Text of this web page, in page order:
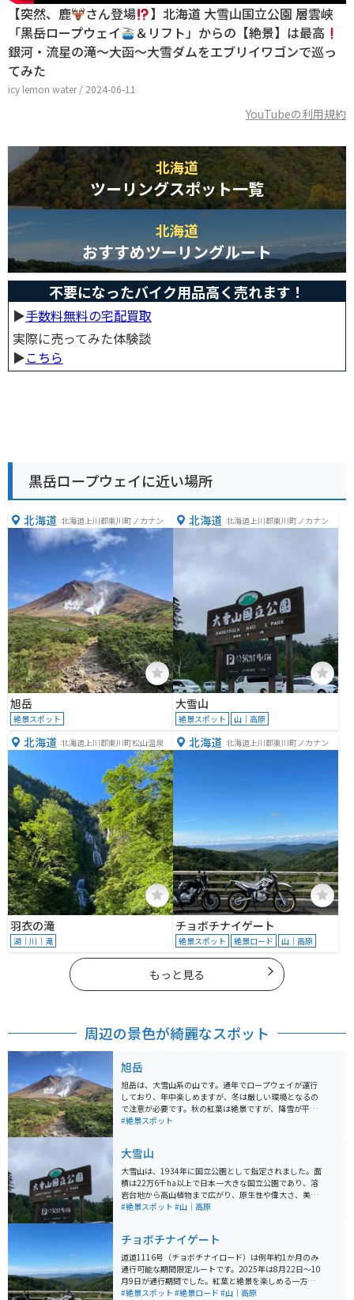
【突然、鹿 さん登場
】北海道 大雪山国立公園 層雲峡
「黒岳ロープウェイ
＆リフト」からの【絶景】は最高
銀河・流星の滝〜大函〜大雪ダムをエブリイワゴンで巡っ
てみた
icy lemon water / 2024-06-11
YouTubeの利用規約
北海道
ツーリングスポット一覧
北海道
おすすめツーリングルート
不要になったバイク用品高く売れます！
▶︎手数料無料の宅配買取
実際に売ってみた体験談
▶︎こちら
黒岳ロープウェイに近い場所
北海道 北海道上川郡東川町ノカナン
旭岳
絶景スポット
北海道 北海道上川郡東川町ノカナン
大雪山
絶景スポット 山｜高原
北海道 北海道上川郡東川町松山温泉
羽衣の滝
湖｜川｜滝
北海道 北海道上川郡東川町ノカナン
チョボチナイゲート
絶景スポット 絶景ロード 山｜高原
もっと見る
周辺の景色が綺麗なスポット
旭岳
旭岳は、大雪山系の山です。通年でロープウェイが運行
しており、年中楽しめますが、冬は厳しい環境となるの
で注意が必要です。秋の紅葉は絶景ですが、降雪が平地
より早いため、夏の方が安心して楽しめます。 ロープウ
ようなものを見ることができ、とても楽しめます。ま
た、本格的な登山を目指す方も登山口から登れます。
#絶景スポット
大雪山
大雪山は、1934年に国立公園として指定されました。面
積は22万6千ha以上で日本一大きな国立公園であり、溶
岩台地から高山植物まで広がり、原生性や偉大さ、美し
さから傑出している風景となっています。 大雪山は日本
ます。山麓には豊富な温泉があり、多くの登山・トレッ
キングコースも整備されています。 大雪山は広大な山岳
風景、花畑、紅葉などが魅力です。ロープウェイがあり
雄大な山の景色を楽しむことができます。
#絶景スポット #山｜高原
チョボチナイゲート
道道1116号（チョボチナイロード）は例年約1か月のみ
通行可能な期間限定ルートです。2025年は8月22日～10
月9日が通行期間でした。紅葉と絶景を楽しめる一方、
道幅が狭くカーブが続くため、初心者は特に注意が必要
#絶景スポット #絶景ロード #山｜高原